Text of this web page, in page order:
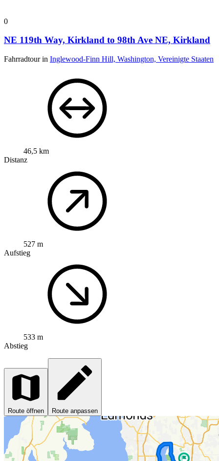
0
NE 119th Way, Kirkland to 98th Ave NE, Kirkland
Fahrradtour in Inglewood-Finn Hill, Washington, Vereinigte Staaten
46,5 km
Distanz
527 m
Aufstieg
533 m
Abstieg
Route öffnen Route anpassen